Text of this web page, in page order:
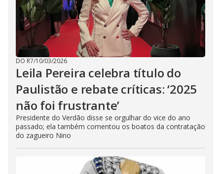
DO R7/10/03/2026
Leila Pereira celebra título do
Paulistão e rebate críticas: ‘2025
não foi frustrante’
Presidente do Verdão disse se orgulhar do vice do ano
passado; ela também comentou os boatos da contratação
do zagueiro Nino